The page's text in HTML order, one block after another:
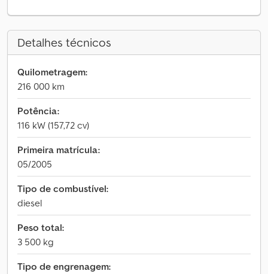
Detalhes técnicos
Quilometragem:
216 000 km
Potência:
116 kW (157,72 cv)
Primeira matrícula:
05/2005
Tipo de combustível:
diesel
Peso total:
3 500 kg
Tipo de engrenagem: